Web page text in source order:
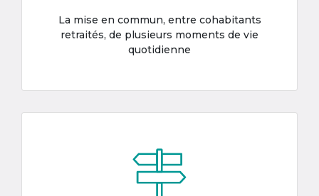
La mise en commun, entre cohabitants
retraités, de plusieurs moments de vie
quotidienne